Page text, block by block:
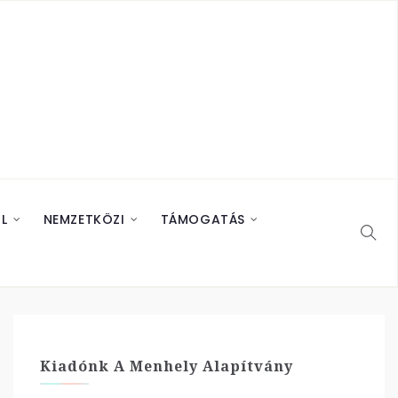
NEMZETKÖZI TÁMOGATÁS
Kiadónk A Menhely Alapítvány